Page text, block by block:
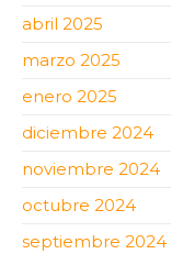
abril 2025
marzo 2025
enero 2025
diciembre 2024
noviembre 2024
octubre 2024
septiembre 2024